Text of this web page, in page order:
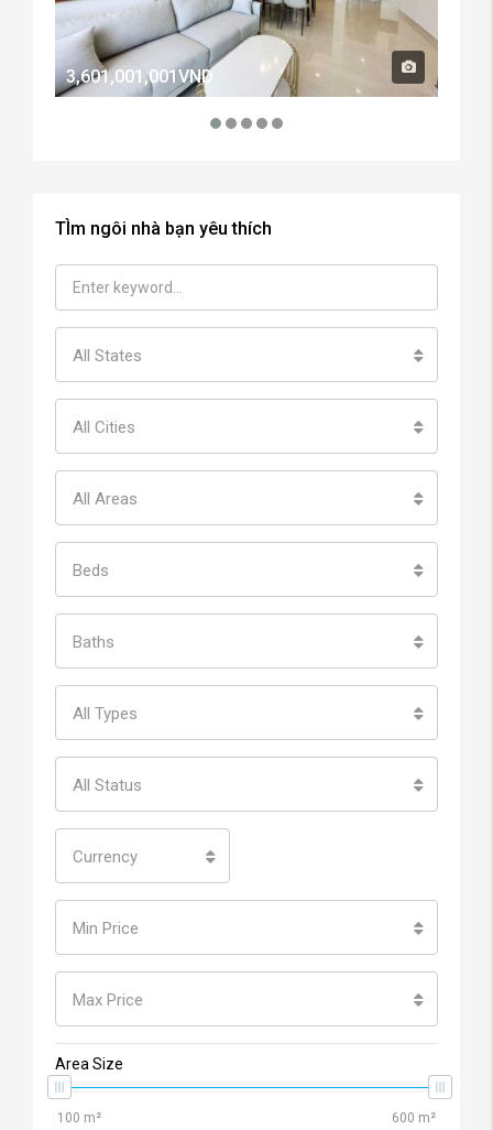
3,601,001,001VND
TÌm ngôi nhà bạn yêu thích
All States
All Cities
All Areas
Beds
Baths
All Types
All Status
Currency
Min Price
Max Price
Area Size